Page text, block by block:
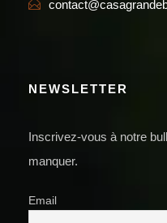
NEWSLETTER
Inscrivez-vous à notre
manquer.
Email